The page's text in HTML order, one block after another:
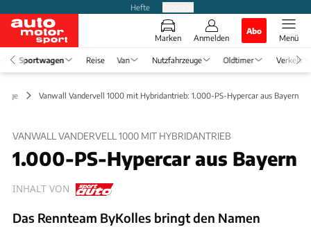
Hefte
Marken Anmelden
Abo
Menü
Sportwagen Reise Van Nutzfahrzeuge Oldtimer Verkehr
Vanwall Vandervell 1000 mit Hybridantrieb: 1.000-PS-Hypercar aus Bayern
VANWALL VANDERVELL 1000 MIT HYBRIDANTRIEB
1.000-PS-Hypercar aus Bayern
INHALT VON
Das Rennteam ByKolles bringt den Namen